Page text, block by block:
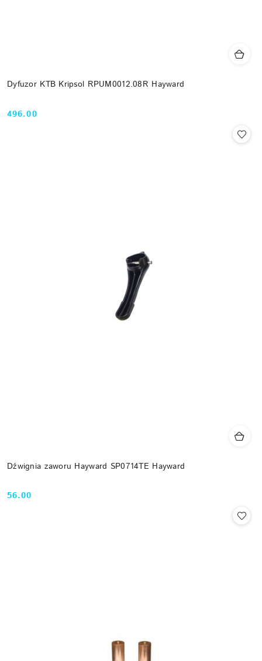
Dyfuzor KTB Kripsol RPUM0012.08R Hayward
Cena:
496.00
Dźwignia zaworu Hayward SP0714TE Hayward
Cena:
56.00